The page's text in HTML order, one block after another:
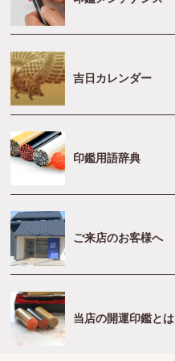
吉日カレンダー
印鑑用語辞典
ご来店のお客様へ
当店の開運印鑑とは